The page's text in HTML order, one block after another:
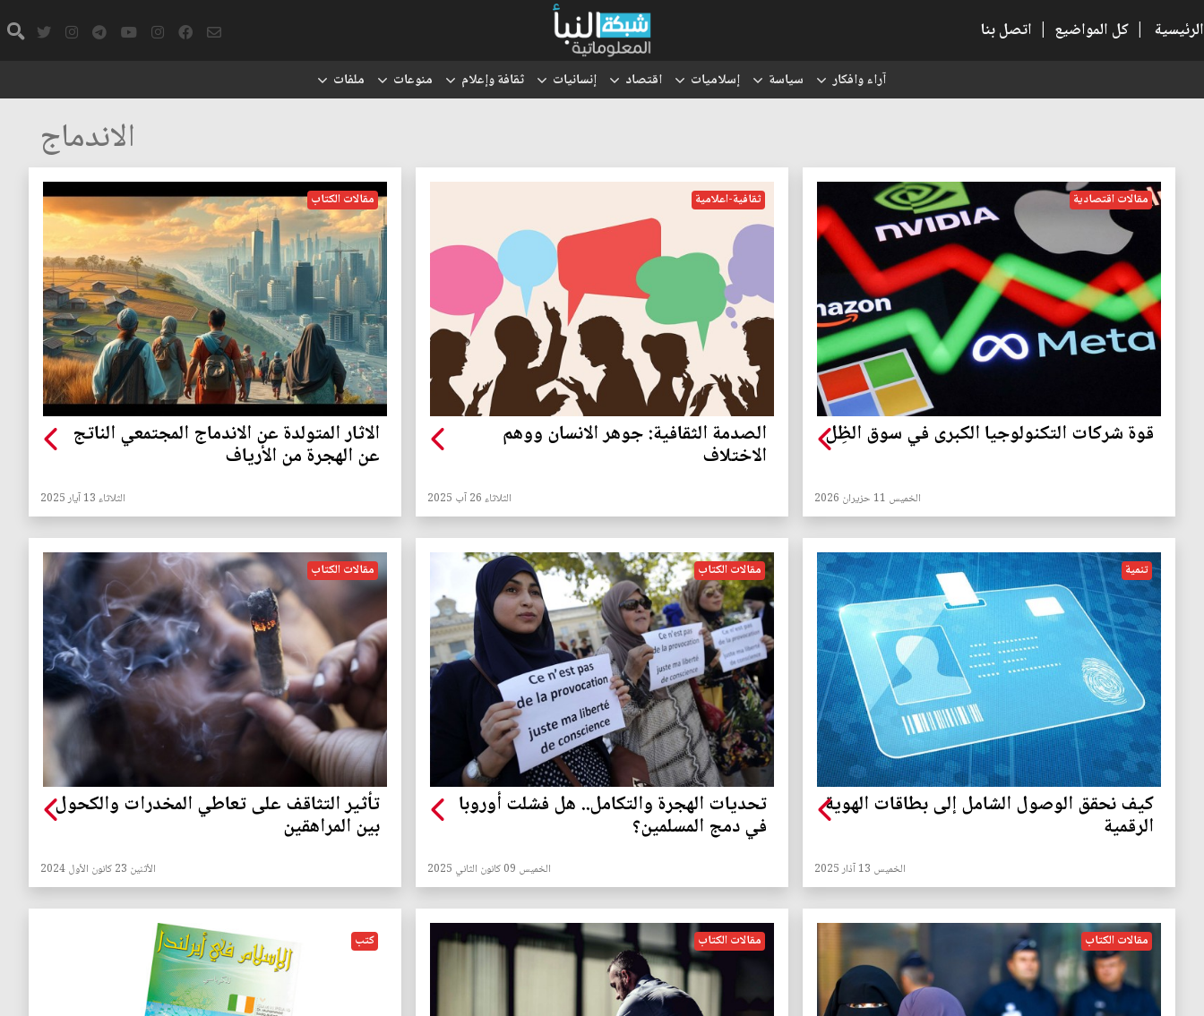
الرئيسية | كل المواضيع | اتصل بنا
آراء وافكار سياسة إسلاميات اقتصاد إنسانيات ثقافة وإعلام منوعات ملفات
الاندماج
مقالات اقتصادية
قوة شركات التكنولوجيا الكبرى في سوق الظِل
الخميس 11 حزيران 2026
ثقافية-اعلامية
الصدمة الثقافية: جوهر الانسان ووهم
الاختلاف
الثلاثاء 26 آب 2025
مقالات الكتاب
الاثار المتولدة عن الاندماج المجتمعي الناتج
عن الهجرة من الأرياف
الثلاثاء 13 آيار 2025
تنمية
كيف نحقق الوصول الشامل إلى بطاقات الهوية
الرقمية
الخميس 13 آذار 2025
مقالات الكتاب
تحديات الهجرة والتكامل.. هل فشلت أوروبا
في دمج المسلمين؟
الخميس 09 كانون الثاني 2025
مقالات الكتاب
تأثير التثاقف على تعاطي المخدرات والكحول
بين المراهقين
الأثنين 23 كانون الأول 2024
مقالات الكتاب مقالات الكتاب كتب